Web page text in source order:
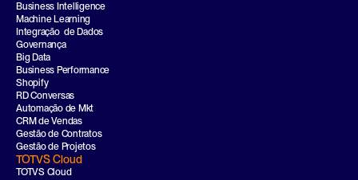
Business Intelligence
Machine Learning
Integração  de Dados
Governança
Big Data
Business Performance
Shopify
RD Conversas
Automação de Mkt
CRM de Vendas
Gestão de Contratos
Gestão de Projetos
TOTVS Cloud
TOTVS Cloud